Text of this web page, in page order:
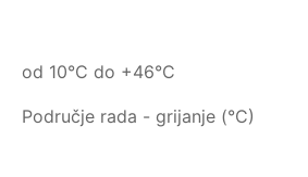
od 10°C do +46°C
Područje rada - grijanje (°C)